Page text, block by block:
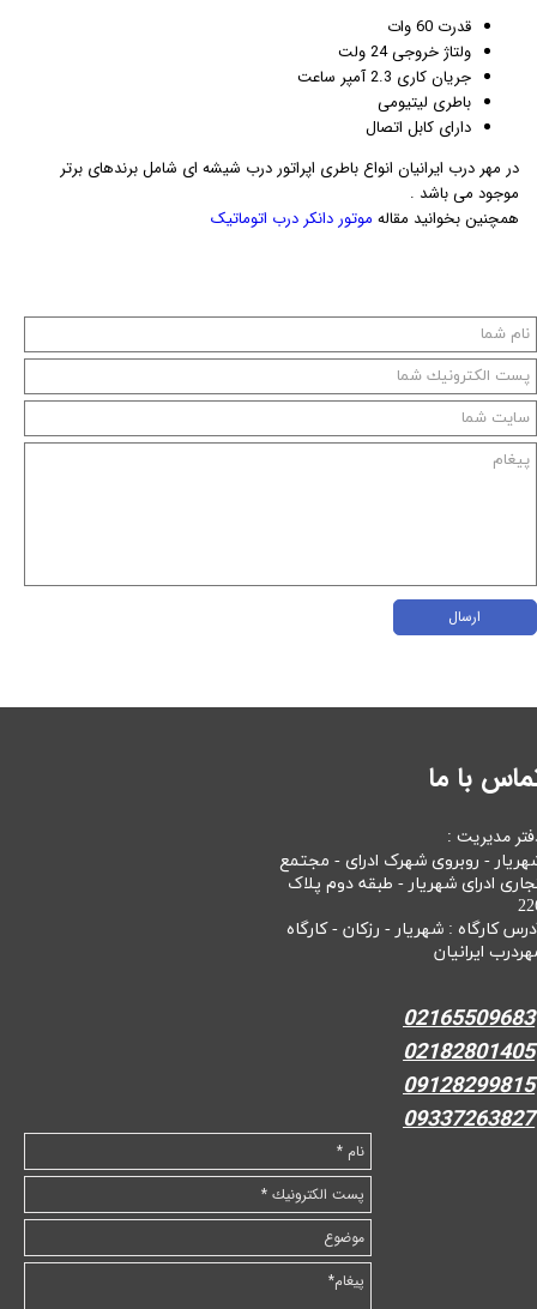
قدرت 60 وات
ولتاژ خروجی 24 ولت
جریان کاری 2.3 آمپر ساعت
باطری لیتیومی
دارای کابل اتصال
در مهر درب ایرانیان انواع باطری اپراتور درب شیشه ای شامل برندهای برتر
موجود می باشد .
همچنین بخوانید مقاله موتور دانکر درب اتوماتیک
ارسال
با ما
مدیریت :
- روبروی شهرک ادرای - مجتمع
ادرای شهریار - طبقه دوم پلاک
کارگاه : شهریار - رزکان - کارگاه
ایرانیان
02165509683
02182801405
09128299815
09337263827